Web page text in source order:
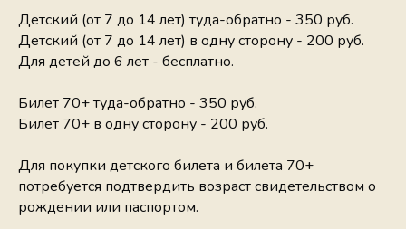
Детский (от 7 до 14 лет) туда-обратно - 350 руб.
Детский (от 7 до 14 лет) в одну сторону - 200 руб.
Для детей до 6 лет - бесплатно.
Билет 70+ туда-обратно - 350 руб.
Билет 70+ в одну сторону - 200 руб.
Для покупки детского билета и билета 70+
потребуется подтвердить возраст свидетельством о
рождении или паспортом.